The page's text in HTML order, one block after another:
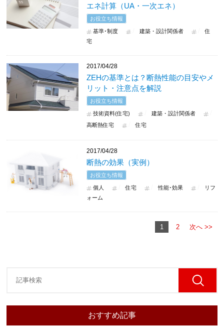
エネ計算（UA・一次エネ）
お役立ち情報
基準･制度 建築・設計関係者
住
宅
2017/04/28
ZEHの基準とは？断熱性能の目安やメ
リット・注意点を解説
お役立ち情報
技術資料(住宅)
建築・設計関係者
高断熱住宅
住宅
2017/04/28
断熱の効果（実例）
お役立ち情報
個人 住宅 性能･効果
リフ
ォーム
1 2 次へ >>
おすすめ記事